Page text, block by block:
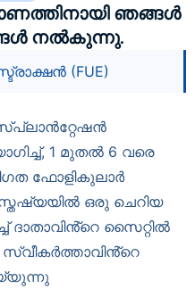
ഞങ്ങൾ
നൽകുന്നു.
(FUE)
1 മുതൽ 6 വരെ
ഫോളികുലാർ
ഒരു ചെറിയ
സൈറ്റിൽ
സ്വീകർത്താവിൻ്റെ